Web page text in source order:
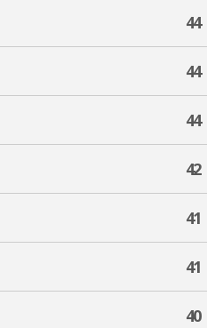
44
44
44
42
41
41
40